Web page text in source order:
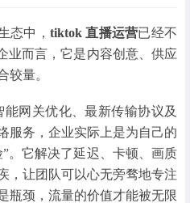
态中， tiktok 直播运营已经不
业而言，它是内容创意、供应
较量。
能网关优化、最新传输协议及
服务，企业实际上是为自己的
。它解决了延迟、卡顿、画质
，让团队可以心无旁骛地专注
瓶颈，流量的价值才能被无限